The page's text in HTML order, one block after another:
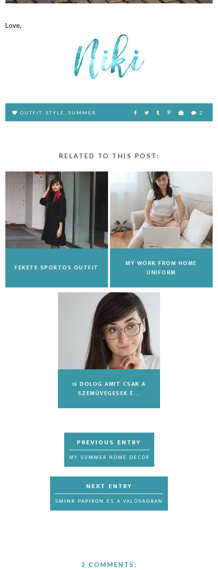
Love,
OUTFIT ,STYLE ,SUMMER 2
RELATED TO THIS POST:
FEKETE SPORTOS OUTFIT
MY WORK FROM HOME
UNIFORM
15 DOLOG AMIT CSAK A
SZEMÜVEGESEK É...
MY SUMMER HOME DECOR
SMINK PAPÍRON ÉS A VALÓSÁGBAN
2 COMMENTS: